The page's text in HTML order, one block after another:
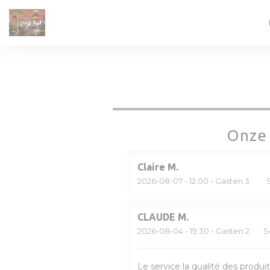
Claire M
2026-08-07 - 12:00 - Gasten 3
CLAUDE M
2026-08-04 - 19:30 - Gasten 2
Le service la qualité des